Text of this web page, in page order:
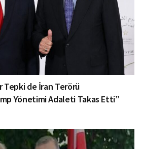
Tepki de İran Terörü
Yönetimi Adaleti Takas Etti”